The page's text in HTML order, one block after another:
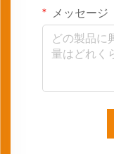
メッセージ